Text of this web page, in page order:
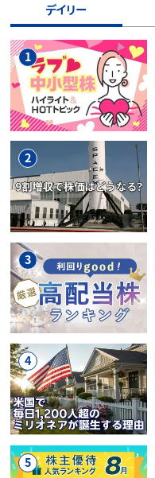
デイリー
1
2
3
4
5